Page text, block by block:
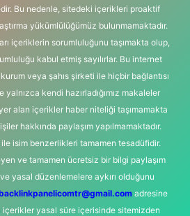
Bu nedenle, sitedeki içerikleri proaktif
yükümlülüğümüz bulunmamaktadır.
içeriklerin sorumluluğunu taşımakta olup,
kabul etmiş sayılırlar. Bu internet
veya şahıs şirketi ile hiçbir bağlantısı
yalnızca kendi hazırladığımız makaleler
alan içerikler haber niteliği taşımamakta
hakkında paylaşım yapılmamaktadır.
isim benzerlikleri tamamen tesadüfidir.
ve tamamen ücretsiz bir bilgi paylaşım
yasal düzenlemelere aykırı olduğunu
adresine
yasal süre içerisinde sitemizden